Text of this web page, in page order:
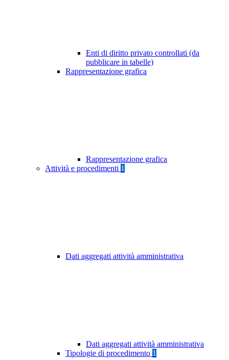
Enti di diritto privato controllati (da
pubblicare in tabelle)
Rappresentazione grafica
Rappresentazione grafica
Attività e procedimenti 1
Dati aggregati attività amministrativa
Dati aggregati attività amministrativa
Tipologie di procedimento 1